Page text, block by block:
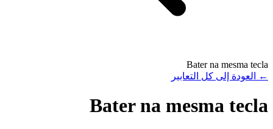
Bater na mesma tecla
←
العودة إلى كل التعابير
Bater na mesma tecla